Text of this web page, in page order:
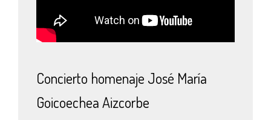
Concierto homenaje José María
Goicoechea Aizcorbe